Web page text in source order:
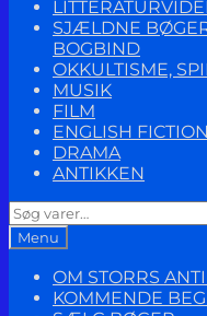
SJÆLDNE
BOGBIND
OKKULTISME,
MUSIK
FILM
ENGLISH FICTION
DRAMA
ANTIKKEN
Søg
efter:
Menu
OM STORRS
KOMMENDE